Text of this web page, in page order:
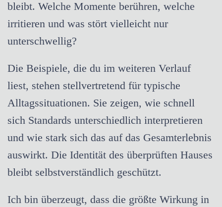
bleibt. Welche Momente berühren, welche
irritieren und was stört vielleicht nur
unterschwellig?
Die Beispiele, die du im weiteren Verlauf
liest, stehen stellvertretend für typische
Alltagssituationen. Sie zeigen, wie schnell
sich Standards unterschiedlich interpretieren
und wie stark sich das auf das Gesamterlebnis
auswirkt. Die Identität des überprüften Hauses
bleibt selbstverständlich geschützt.
Ich bin überzeugt, dass die größte Wirkung in